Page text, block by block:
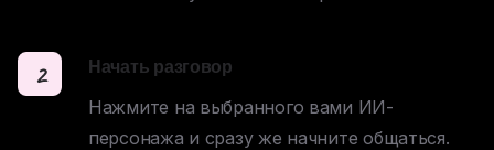
2 Начать разговор
Нажмите на выбранного вами ИИ-
персонажа и сразу же начните общаться.